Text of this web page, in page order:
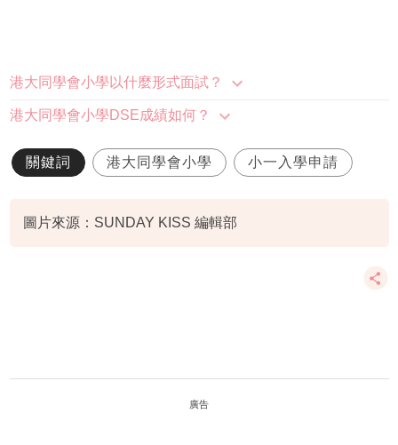
港大同學會小學以什麼形式面試？
港大同學會小學DSE成績如何？
關鍵詞 港大同學會小學 小一入學申請
圖片來源：SUNDAY KISS 編輯部
廣告